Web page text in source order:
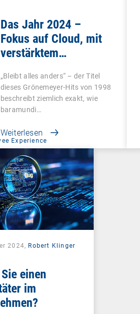
Das Jahr 2024 –
Fokus auf Cloud, mit
verstärktem
„Bleibt alles anders“ – der Titel
dieses Grönemeyer-Hits von 1998
beschreibt ziemlich exakt, wie
baramundi…
Weiterlesen
Experience
2024, Robert Klinger
einen
im